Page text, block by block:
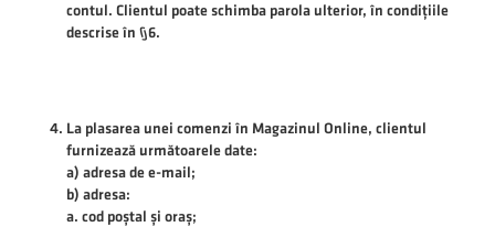
contul. Clientul poate schimba parola ulterior, în condițiile
descrise în §6.
La plasarea unei comenzi în Magazinul Online, clientul
furnizează următoarele date:
a) adresa de e-mail;
b) adresa:
a. cod poștal și oraș;